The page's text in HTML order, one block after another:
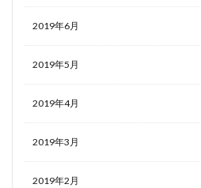
2019年6月
2019年5月
2019年4月
2019年3月
2019年2月